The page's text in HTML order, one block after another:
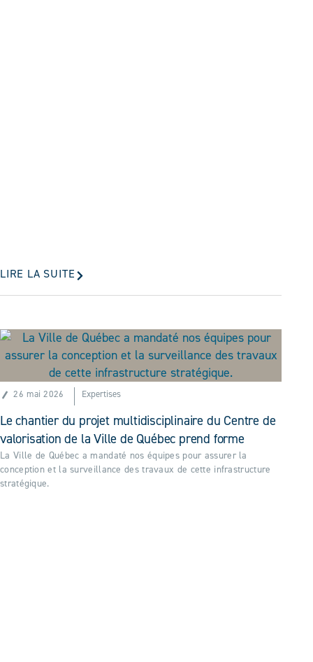
LIRE LA SUITE
26 mai 2026 Expertises
Le chantier du projet multidisciplinaire du Centre de
valorisation de la Ville de Québec prend forme
La Ville de Québec a mandaté nos équipes pour assurer la
conception et la surveillance des travaux de cette infrastructure
stratégique.